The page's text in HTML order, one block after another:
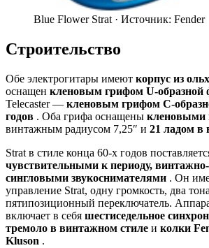
Blue Flower Strat · Источник: Fender
Строительство
Обе электрогитары имеют корпус из
оснащен кленовым грифом U-образной
Telecaster — кленовым грифом C-
годов . Оба грифа оснащены кленовыми
винтажным радиусом 7,25″ и 21 ладом в
Strat в стиле конца 60-х годов
чувствительными к периоду,
сингловыми звукоснимателями . Он
управление Strat, одну громкость, два
пятипозиционный переключатель.
включает в себя шестиседельное
тремоло в винтажном стиле и колки
Kluson .